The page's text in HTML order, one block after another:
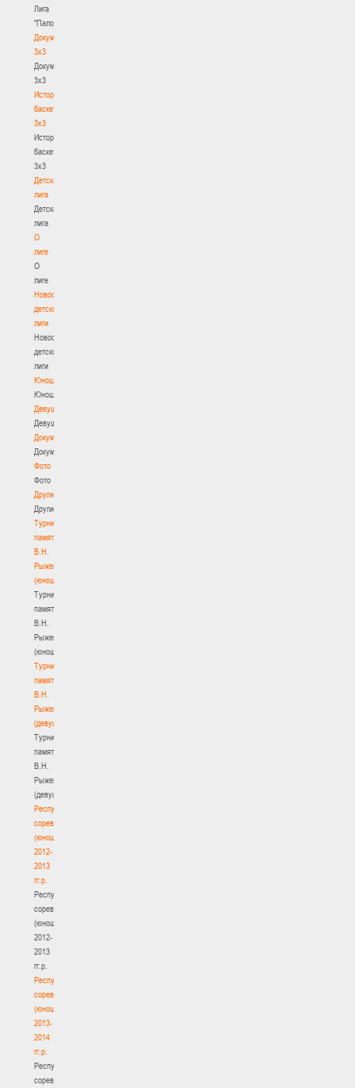
Лига
"Палова"
Документы
3х3
Документы
3х3
История
баскетбола
3х3
История
баскетбола
3х3
Детская
лига
Детская
лига
О
лиге
О
лиге
Новости
детской
лиги
Новости
детской
лиги
Юноши
Юноши
Девушки
Девушки
Документы
Документы
Фото
Фото
Другие
Другие
Турнир
памяти
В.Н.
Рыженкова
(юноши)
Турнир
памяти
В.Н.
Рыженкова
(юноши)
Турнир
памяти
В.Н.
Рыженкова
(девушки)
Турнир
памяти
В.Н.
Рыженкова
(девушки)
Республиканские
соревнования
(юноши)
2012-
2013
гг.р.
Республиканские
соревнования
(юноши)
2012-
2013
гг.р.
Республиканские
соревнования
(юноши)
2013-
2014
гг.р.
Республиканские
соревнования